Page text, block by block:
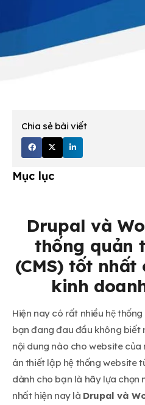
Chia sẻ bài viết
Mục lục
Drupal và
thống quản
(CMS) tốt nhất
kinh
Hiện nay có rất nhiều hệ
bạn đang đau đầu không biết
nội dung nào cho website của
án thiết lập hệ thống website
dành cho bạn là hãy lựa chọn
nhất hiện nay là Drupal và